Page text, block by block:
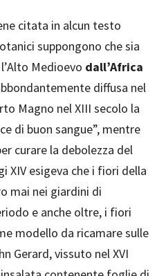
citata in alcun testo
suppongono che sia
Medioevo dall’Africa
diffusa nel
Magno nel XIII secolo la
di buon sangue”, mentre
curare la debolezza del
XIV esigeva che i fiori della
mai nei giardini di
e anche oltre, i fiori
modello da ricamare sulle
Gerard, vissuto nel XVI